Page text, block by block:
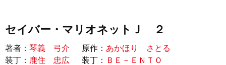
セイバー・マリオネットＪ ２
著者： 琴義 弓介 原作： あかほり さとる
装丁： 鹿住 忠広 装丁： ＢＥ－ＥＮＴＯ